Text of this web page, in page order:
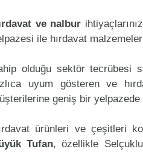
ve nalbur
ile hırdavat
olduğu sektör tecrübesi
uyum gösteren ve
geniş bir
ürünleri ve çeşitleri
Tufan, özellikle